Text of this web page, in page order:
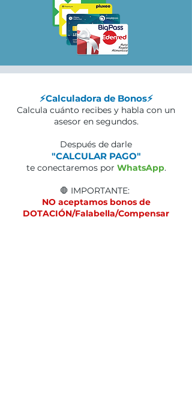
⚡Calculadora de Bonos⚡
Calcula cuánto recibes y habla con un
asesor en segundos.
Después de darle
"CALCULAR PAGO"
te conectaremos por WhatsApp.
🛑 IMPORTANTE:
NO aceptamos bonos de
DOTACIÓN/Falabella/Compensar